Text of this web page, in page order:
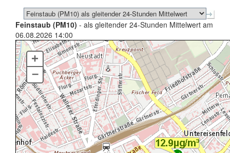
Feinstaub (PM10) - als gleitender 24-Stunden Mittelwert am
06.08.2026 14:00
+
–